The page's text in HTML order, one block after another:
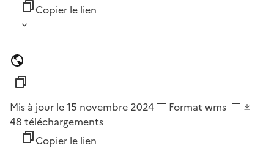
Copier le lien
Mis à jour le 15 novembre 2024 Format wms
48 téléchargements
Copier le lien